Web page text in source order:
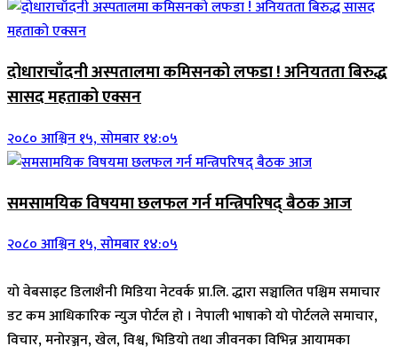
दोधाराचाँदनी अस्पतालमा कमिसनको लफडा ! अनियतता बिरुद्ध
सासद महताको एक्सन
२०८० आश्विन १५, सोमबार १४:०५
समसामयिक विषयमा छलफल गर्न मन्त्रिपरिषद् बैठक आज
२०८० आश्विन १५, सोमबार १४:०५
यो वेबसाइट डिलाशैनी मिडिया नेटवर्क प्रा.लि. द्धारा सञ्चालित पश्चिम समाचार
डट कम आधिकारिक न्युज पोर्टल हो । नेपाली भाषाको यो पोर्टलले समाचार,
विचार, मनोरञ्जन, खेल, विश्व, भिडियो तथा जीवनका विभिन्न आयामका